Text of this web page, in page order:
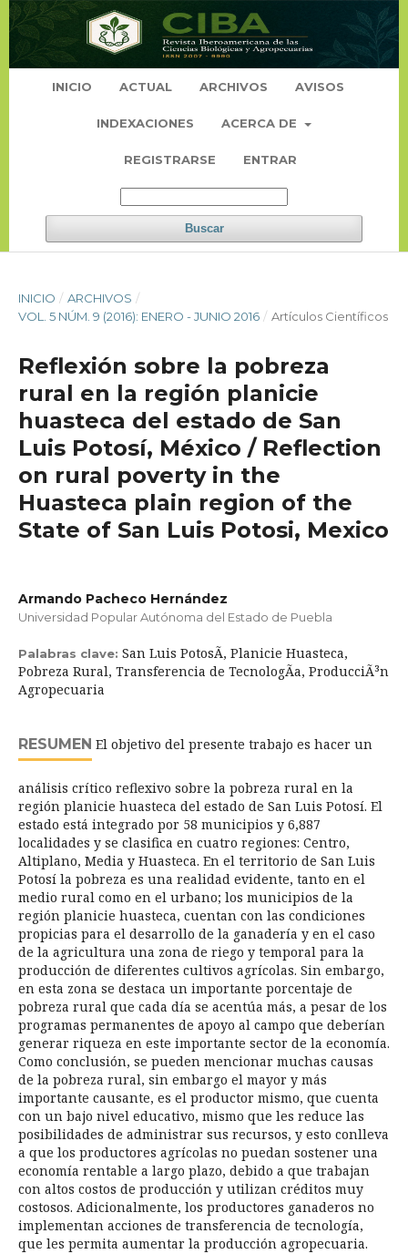
INICIO ACTUAL ARCHIVOS AVISOS
INDEXACIONES ACERCA DE
REGISTRARSE ENTRAR
Buscar
INICIO / ARCHIVOS /
VOL. 5 NÚM. 9 (2016): ENERO - JUNIO 2016 / Artículos Científicos
Reflexión sobre la pobreza
rural en la región planicie
huasteca del estado de San
Luis Potosí, México / Reflection
on rural poverty in the
Huasteca plain region of the
State of San Luis Potosi, Mexico
Armando Pacheco Hernández
Universidad Popular Autónoma del Estado de Puebla
Palabras clave: San Luis PotosÃ­, Planicie Huasteca,
Pobreza Rural, Transferencia de TecnologÃ­a, ProducciÃ³n
Agropecuaria
RESUMEN El objetivo del presente trabajo es hacer un
análisis crítico reflexivo sobre la pobreza rural en la
región planicie huasteca del estado de San Luis Potosí. El
estado está integrado por 58 municipios y 6,887
localidades y se clasifica en cuatro regiones: Centro,
Altiplano, Media y Huasteca. En el territorio de San Luis
Potosí la pobreza es una realidad evidente, tanto en el
medio rural como en el urbano; los municipios de la
región planicie huasteca, cuentan con las condiciones
propicias para el desarrollo de la ganadería y en el caso
de la agricultura una zona de riego y temporal para la
producción de diferentes cultivos agrícolas. Sin embargo,
en esta zona se destaca un importante porcentaje de
pobreza rural que cada día se acentúa más, a pesar de los
programas permanentes de apoyo al campo que deberían
generar riqueza en este importante sector de la economía.
Como conclusión, se pueden mencionar muchas causas
de la pobreza rural, sin embargo el mayor y más
importante causante, es el productor mismo, que cuenta
con un bajo nivel educativo, mismo que les reduce las
posibilidades de administrar sus recursos, y esto conlleva
a que los productores agrícolas no puedan sostener una
economía rentable a largo plazo, debido a que trabajan
con altos costos de producción y utilizan créditos muy
costosos. Adicionalmente, los productores ganaderos no
implementan acciones de transferencia de tecnología,
que les permita aumentar la producción agropecuaria.